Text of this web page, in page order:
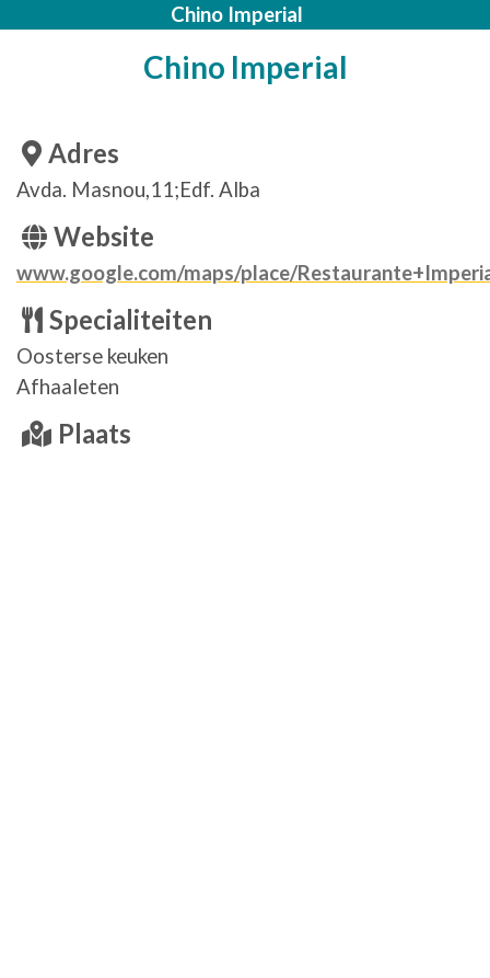
Chino Imperial
Chino Imperial
Adres
Avda. Masnou,11;Edf. Alba
Website
www.google.com/maps/place/
Specialiteiten
Oosterse keuken
Afhaaleten
Plaats